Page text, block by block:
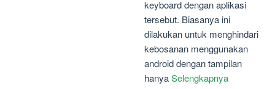
keyboard dengan aplikasi
tersebut. Biasanya ini
dilakukan untuk menghindari
kebosanan menggunakan
android dengan tampilan
hanyaSelengkapnya